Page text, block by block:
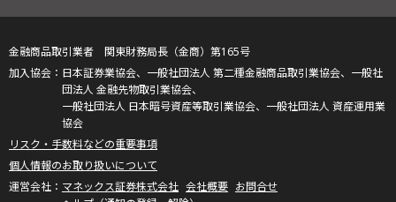
金融商品取引業者 関東財務局長（金商）第165号
日本証券業協会、一般社団法人 第二種金融商品取引業協会、一般社
団法人 金融先物取引業協会、
一般社団法人 日本暗号資産等取引業協会、一般社団法人 資産運用業
協会
リスク・手数料などの重要事項
個人情報のお取り扱いについて
マネックス証券株式会社 会社概要 お問合せ